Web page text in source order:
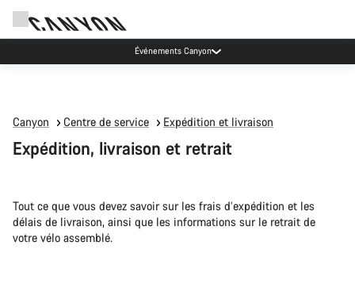
Événements Canyon
Canyon Centre de service Expédition et livraison
Expédition, livraison et retrait
Tout ce que vous devez savoir sur les frais d’expédition et les
délais de livraison, ainsi que les informations sur le retrait de
votre vélo assemblé.